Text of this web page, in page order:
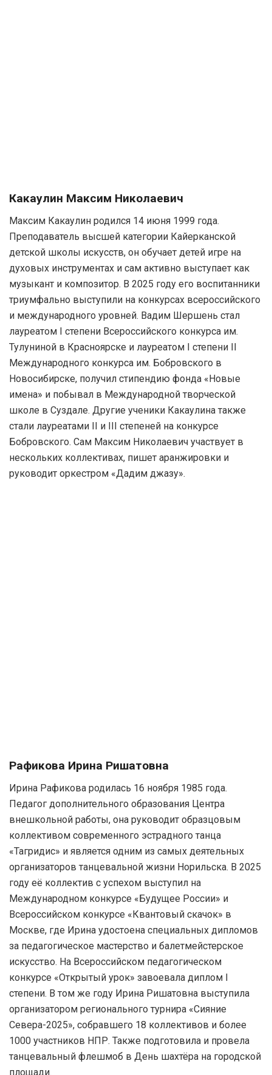
Какаулин Максим Николаевич
Максим Какаулин родился 14 июня 1999 года.
Преподаватель высшей категории Кайерканской
детской школы искусств, он обучает детей игре на
духовых инструментах и сам активно выступает как
музыкант и композитор. В 2025 году его воспитанники
триумфально выступили на конкурсах всероссийского
и международного уровней. Вадим Шершень стал
лауреатом I степени Всероссийского конкурса им.
Тулуниной в Красноярске и лауреатом I степени II
Международного конкурса им. Бобровского в
Новосибирске, получил стипендию фонда «Новые
имена» и побывал в Международной творческой
школе в Суздале. Другие ученики Какаулина также
стали лауреатами II и III степеней на конкурсе
Бобровского. Сам Максим Николаевич участвует в
нескольких коллективах, пишет аранжировки и
руководит оркестром «Дадим джазу».
Рафикова Ирина Ришатовна
Ирина Рафикова родилась 16 ноября 1985 года.
Педагог дополнительного образования Центра
внешкольной работы, она руководит образцовым
коллективом современного эстрадного танца
«Тагридис» и является одним из самых деятельных
организаторов танцевальной жизни Норильска. В 2025
году её коллектив с успехом выступил на
Международном конкурсе «Будущее России» и
Всероссийском конкурсе «Квантовый скачок» в
Москве, где Ирина удостоена специальных дипломов
за педагогическое мастерство и балетмейстерское
искусство. На Всероссийском педагогическом
конкурсе «Открытый урок» завоевала диплом I
степени. В том же году Ирина Ришатовна выступила
организатором регионального турнира «Сияние
Севера-2025», собравшего 18 коллективов и более
1000 участников НПР. Также подготовила и провела
танцевальный флешмоб в День шахтёра на городской
площади.